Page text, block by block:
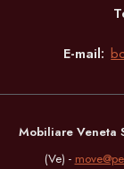
E-mail
Mobiliare Veneta
(Ve) -